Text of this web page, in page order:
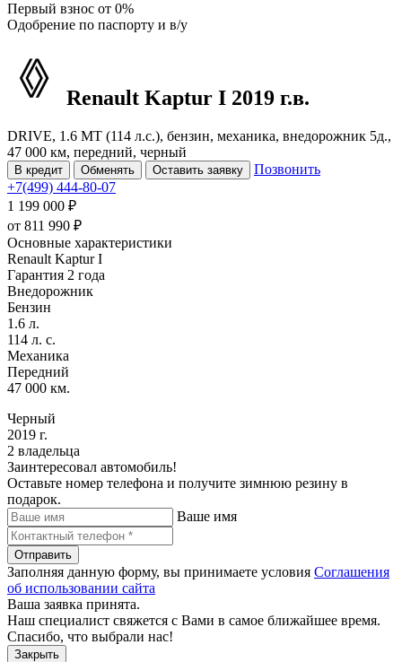
Первый взнос от 0%
Одобрение по паспорту и в/у
Renault Kaptur I 2019 г.в.
DRIVE, 1.6 MT (114 л.с.), бензин, механика, внедорожник 5д.,
47 000 км, передний, черный
В кредит Обменять Оставить заявку
Позвонить
+7(499) 444-80-07
1 199 000 ₽
от 811 990 ₽
Основные характеристики
Renault Kaptur I
Гарантия 2 года
Внедорожник
Бензин
1.6 л.
114 л. с.
Механика
Передний
47 000 км.
Черный
2019 г.
2 владельца
Заинтересовал автомобиль!
Оставьте номер телефона и получите зимнюю резину в
подарок.
Ваше имя
Отправить
Заполняя данную форму, вы принимаете условия Соглашения
об использовании сайта
Ваша заявка принята.
Наш специалист свяжется с Вами в самое ближайшее время.
Спасибо, что выбрали нас!
Закрыть